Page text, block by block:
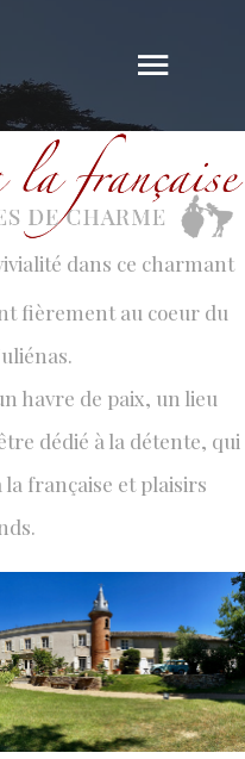
dans ce charmant
fièrement au coeur du
havre de paix, un lieu
dédié à la détente, qui
française et plaisirs